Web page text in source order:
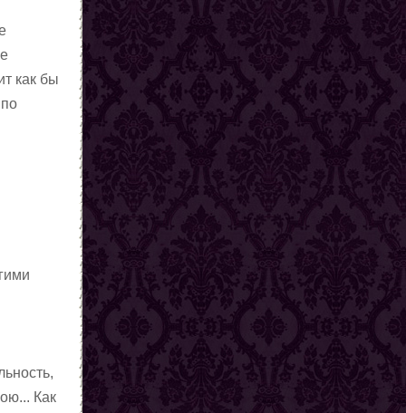
как бы
Как